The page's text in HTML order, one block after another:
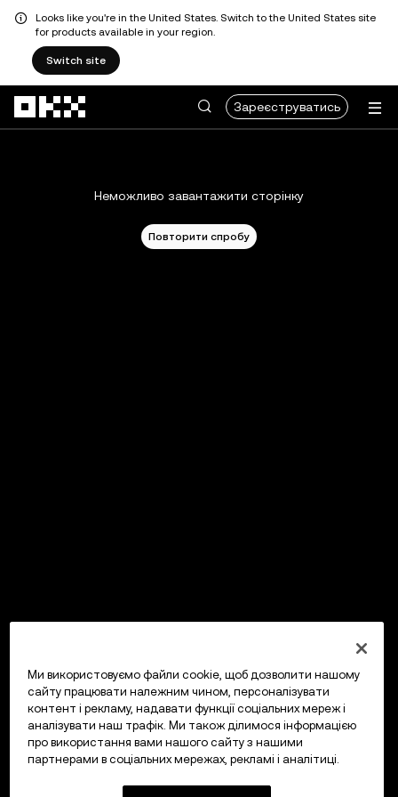
Looks like you're in the United States. Switch to the United States site
for products available in your region.
Switch site
Зареєструватись
Неможливо завантажити сторінку
Повторити спробу
Ми використовуємо файли cookie, щоб дозволити нашому
сайту працювати належним чином, персоналізувати
контент і рекламу, надавати функції соціальних мереж і
аналізувати наш трафік. Ми також ділимося інформацією
про використання вами нашого сайту з нашими
партнерами в соціальних мережах, рекламі і аналітиці.